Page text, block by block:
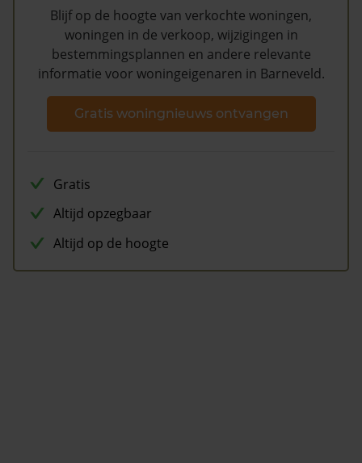
Blijf op de hoogte van verkochte woningen,
woningen in de verkoop, wijzigingen in
bestemmingsplannen en andere relevante
informatie voor woningeigenaren in Barneveld.
Gratis woningnieuws ontvangen
Gratis
Altijd opzegbaar
Altijd op de hoogte